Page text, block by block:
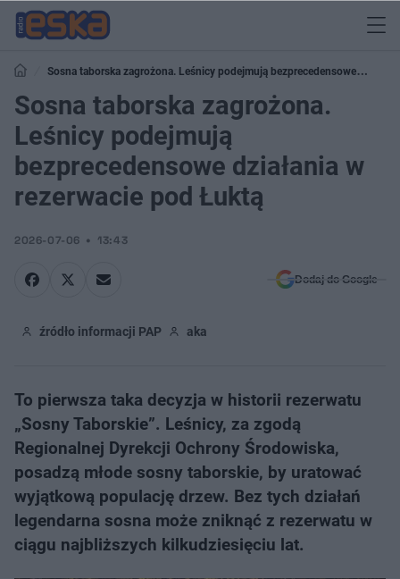
Sosna taborska zagrożona. Leśnicy podejmują bezprecedensowe
działania w rezerwacie pod Łuktą
Sosna taborska zagrożona.
Leśnicy podejmują
bezprecedensowe działania w
rezerwacie pod Łuktą
2026-07-06 13:43
Dodaj do Google
źródło informacji PAP aka
To pierwsza taka decyzja w historii rezerwatu
„Sosny Taborskie”. Leśnicy, za zgodą
Regionalnej Dyrekcji Ochrony Środowiska,
posadzą młode sosny taborskie, by uratować
wyjątkową populację drzew. Bez tych działań
legendarna sosna może zniknąć z rezerwatu w
ciągu najbliższych kilkudziesięciu lat.